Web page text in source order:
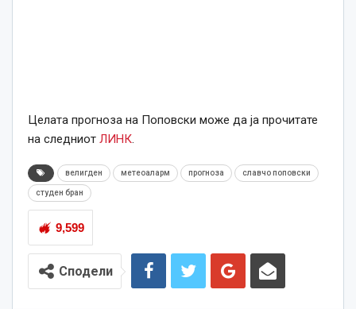
Целата прогноза на Поповски може да ја прочитате
на следниот ЛИНК.
велигден метеоаларм прогноза славчо поповски
студен бран
9,599
Сподели